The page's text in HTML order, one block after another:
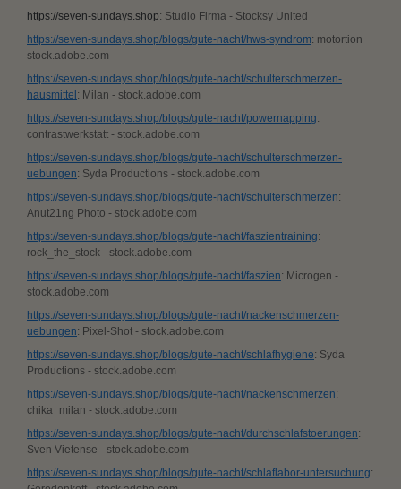
https://seven-sundays.shop: Studio Firma - Stocksy United
https://seven-sundays.shop/blogs/gute-nacht/hws-syndrom: motortion
stock.adobe.com
https://seven-sundays.shop/blogs/gute-nacht/schulterschmerzen-
hausmittel: Milan - stock.adobe.com
https://seven-sundays.shop/blogs/gute-nacht/powernapping:
contrastwerkstatt - stock.adobe.com
https://seven-sundays.shop/blogs/gute-nacht/schulterschmerzen-
uebungen: Syda Productions - stock.adobe.com
https://seven-sundays.shop/blogs/gute-nacht/schulterschmerzen:
Anut21ng Photo - stock.adobe.com
https://seven-sundays.shop/blogs/gute-nacht/faszientraining:
rock_the_stock - stock.adobe.com
https://seven-sundays.shop/blogs/gute-nacht/faszien: Microgen -
stock.adobe.com
https://seven-sundays.shop/blogs/gute-nacht/nackenschmerzen-
uebungen: Pixel-Shot - stock.adobe.com
https://seven-sundays.shop/blogs/gute-nacht/schlafhygiene: Syda
Productions - stock.adobe.com
https://seven-sundays.shop/blogs/gute-nacht/nackenschmerzen:
chika_milan - stock.adobe.com
https://seven-sundays.shop/blogs/gute-nacht/durchschlafstoerungen:
Sven Vietense - stock.adobe.com
https://seven-sundays.shop/blogs/gute-nacht/schlaflabor-untersuchung: